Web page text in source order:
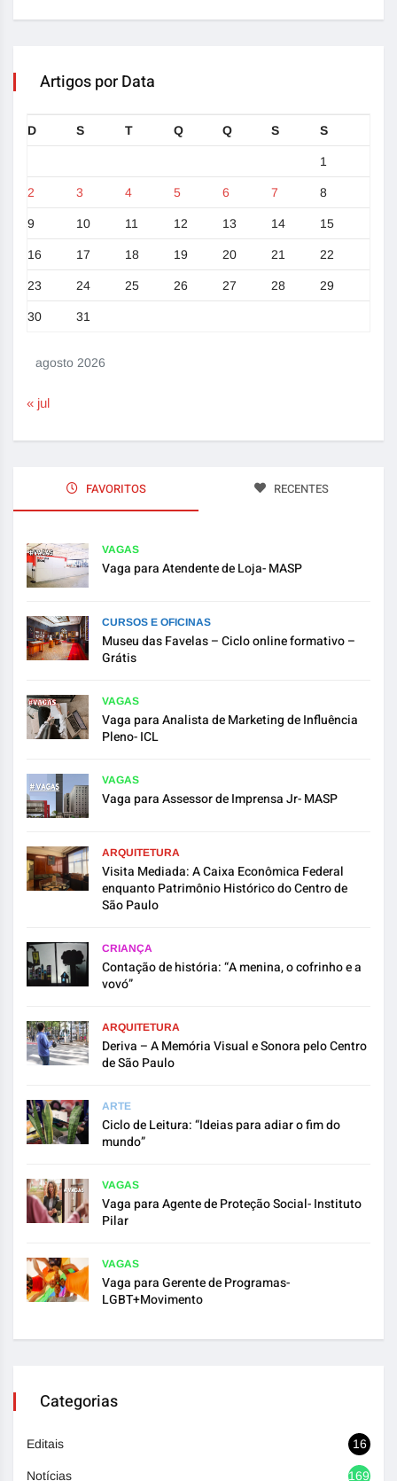
Artigos por Data
agosto 2026
D S T Q Q S S
1
2 3 4 5 6 7 8
9 10 11 12 13 14 15
16 17 18 19 20 21 22
23 24 25 26 27 28 29
30 31
« jul
FAVORITOS RECENTES
VAGAS
Vaga para Atendente de Loja- MASP
CURSOS E OFICINAS
Museu das Favelas – Ciclo online formativo –
Grátis
VAGAS
Vaga para Analista de Marketing de Influência
Pleno- ICL
VAGAS
Vaga para Assessor de Imprensa Jr- MASP
ARQUITETURA
Visita Mediada: A Caixa Econômica Federal
enquanto Patrimônio Histórico do Centro de
São Paulo
CRIANÇA
Contação de história: “A menina, o cofrinho e a
vovó”
ARQUITETURA
Deriva – A Memória Visual e Sonora pelo Centro
de São Paulo
ARTE
Ciclo de Leitura: “Ideias para adiar o fim do
mundo”
VAGAS
Vaga para Agente de Proteção Social- Instituto
Pilar
VAGAS
Vaga para Gerente de Programas-
LGBT+Movimento
Categorias
Editais 16
Notícias 1692